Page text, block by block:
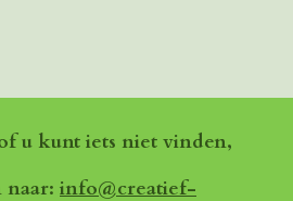
u kunt iets niet vinden,
info@creatief-